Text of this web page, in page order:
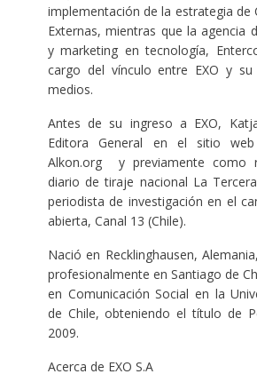
implementación de la estrategia de
Externas, mientras que la agencia
y marketing en tecnología,
cargo del vínculo entre EXO y
medios.
Antes de su ingreso a EXO,
Editora General en el sitio
Alkon.org y previamente como
diario de tiraje nacional La
periodista de investigación en el
abierta, Canal 13 (Chile).
Nació en Recklinghausen,
profesionalmente en Santiago de
en Comunicación Social en la
de Chile, obteniendo el título de
2009.
Acerca de EXO S.A